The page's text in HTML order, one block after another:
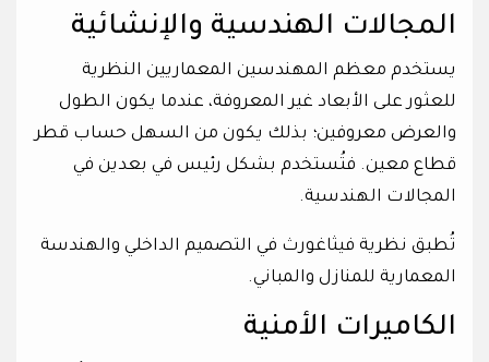
المجالات الهندسية والإنشائية
يستخدم معظم المهندسين المعماريين النظرية
للعثور على الأبعاد غير المعروفة، عندما يكون الطول
والعرض معروفين؛ بذلك يكون من السهل حساب قطر
قطاع معين. فتُستخدم بشكل رئيس في بعدين في
المجالات الهندسية.
تُطبق نظرية فيثاغورث في التصميم الداخلي والهندسة
المعمارية للمنازل والمباني.
الكاميرات الأمنية